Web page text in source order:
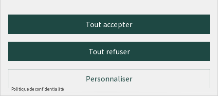
LM
1 0
Tout accepter
Tout refuser
Personnaliser
Politique de confidentialité